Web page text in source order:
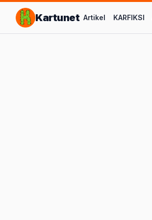
Lompat ke Konten Utama
Kartunet Artikel KARFIKSI